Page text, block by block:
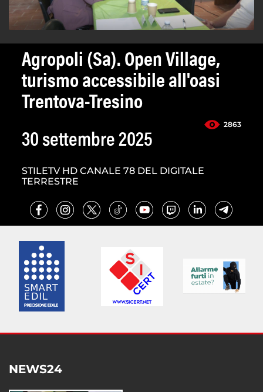
Agropoli (Sa). Open Village,
turismo accessibile all'oasi
Trentova-Tresino
2863
30 settembre 2025
STILETV HD CANALE 78 DEL DIGITALE
TERRESTRE
NEWS24